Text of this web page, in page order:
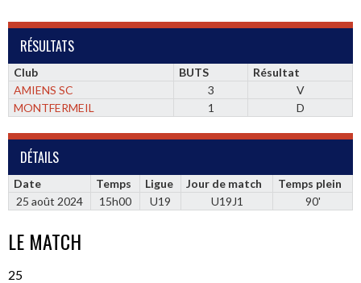
RÉSULTATS
Club BUTS
Résultat
AMIENS SC
3
V
MONTFERMEIL
1 D
DÉTAILS
Date Temps Ligue Jour de match
Temps plein
25 août 2024
15h00 U19 U19J1 90'
LE MATCH
25